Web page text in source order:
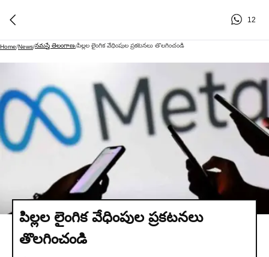
12
Home/News/నమస్తే తెలంగాణ/పిల్లల లైంగిక వేధింపుల ప్రకటనలు తొలగించండి
పిల్లల లైంగిక వేధింపుల ప్రకటనలు
తొలగించండి